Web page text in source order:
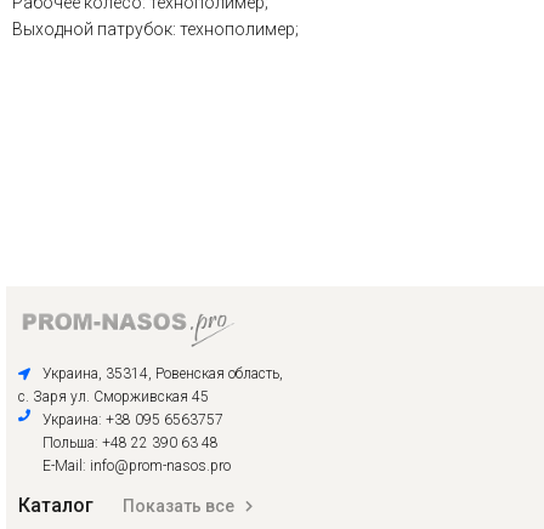
Выходной патрубок: технополимер;
Украина, 35314, Ровенская область,
с. Заря ул. Сморживская 45
Украина: +38 095 6563757
Польша: +48 22 390 63 48
E-Mail: info@prom-nasos.pro
Каталог Показать все